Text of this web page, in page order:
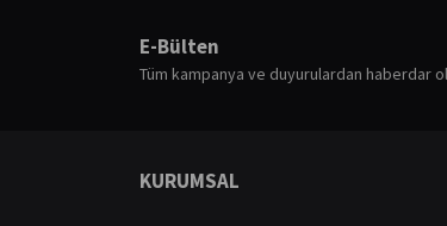
E-Bülten
Tüm kampanya ve duyurulardan haberdar
KURUMSAL